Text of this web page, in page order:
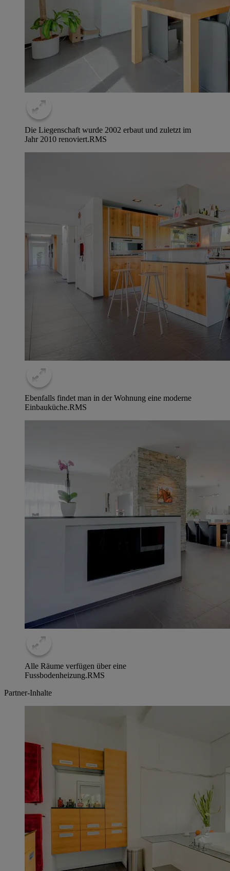
Die Liegenschaft wurde 2002 erbaut und zuletzt im
Jahr 2010 renoviert.RMS
Ebenfalls findet man in der Wohnung eine moderne
Einbauküche.RMS
Alle Räume verfügen über eine
Fussbodenheizung.RMS
Partner-Inhalte